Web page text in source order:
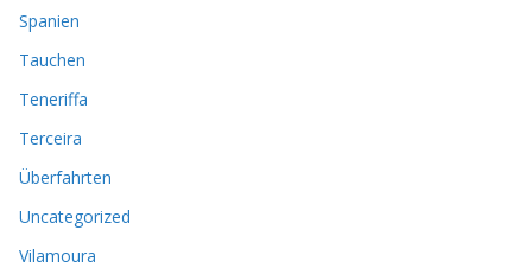
Spanien
Tauchen
Teneriffa
Terceira
Überfahrten
Uncategorized
Vilamoura